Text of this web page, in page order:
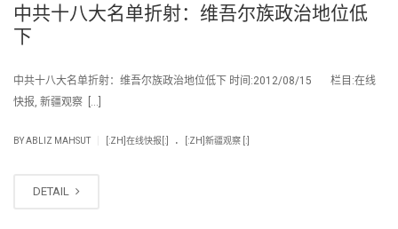
中共十八大名单折射：维吾尔族政治地位低
下
中共十八大名单折射：维吾尔族政治地位低下 时间:2012/08/15 栏目:在线
快报, 新疆观察 […]
BYABLIZ MAHSUT [:ZH]在线快报[:] . [:ZH]新疆观察 [:]
DETAIL